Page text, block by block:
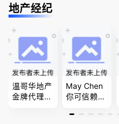
房产过户
姻家庭、遗
嘱遗产
地产经纪
温哥华地产
金牌代理经
May Chen
你可信赖的
为你提供全